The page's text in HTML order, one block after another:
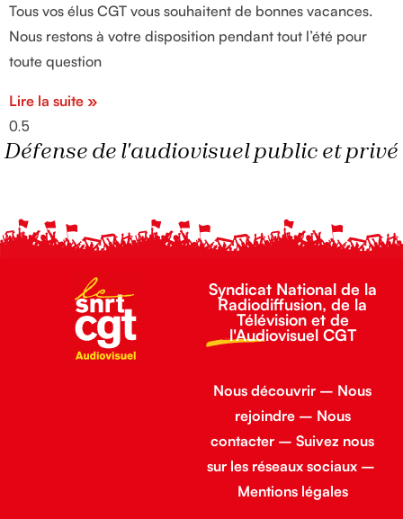
Tous vos élus CGT vous souhaitent de bonnes vacances.
Nous restons à votre disposition pendant tout l’été pour
toute question
Lire la suite »
Défense de l'audiovisuel public et privé
Syndicat National de la
Radiodiffusion, de la
Télévision et de
l'Audiovisuel CGT
Nous découvrir – Nous
rejoindre– Nous
contacter –Suivez nous
sur les réseaux sociaux–
Mentions légales